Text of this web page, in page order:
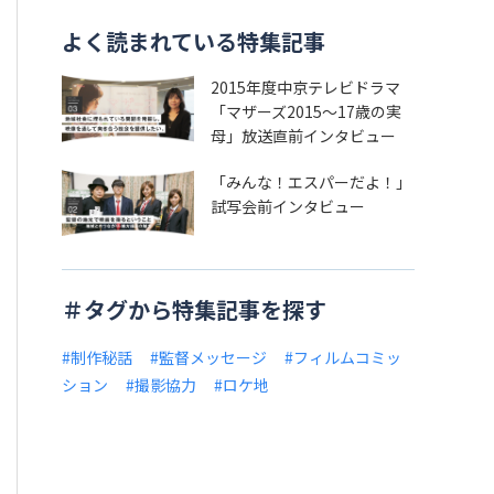
よく読まれている特集記事
2015年度中京テレビドラマ
「マザーズ2015～17歳の実
母」放送直前インタビュー
「みんな！エスパーだよ！」
試写会前インタビュー
＃タグから特集記事を探す
#制作秘話 #監督メッセージ
#フィルムコミッ
ション
#撮影協力 #ロケ地